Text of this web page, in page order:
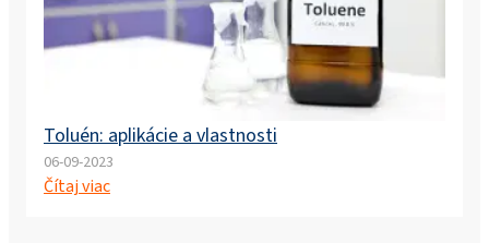
Toluén: aplikácie a vlastnosti
06-09-2023
Čítaj viac